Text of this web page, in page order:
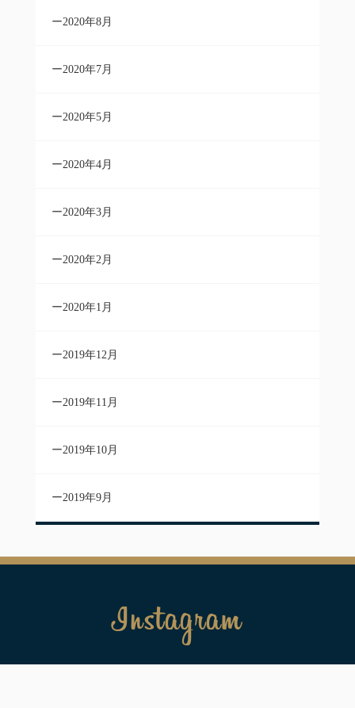
2020年8月
2020年7月
2020年5月
2020年4月
2020年3月
2020年2月
2020年1月
2019年12月
2019年11月
2019年10月
2019年9月
Instagram